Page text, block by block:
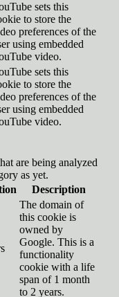
sets this
to store the
preferences of the
using embedded
video.
sets this
to store the
preferences of the
using embedded
video.
are being analyzed
as yet.
Description
The domain of
this cookie is
owned by
Google. This is a
functionality
cookie with a life
span of 1 month
to 2 years.